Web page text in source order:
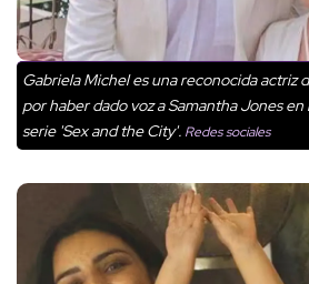
Gabriela Michel es una reconocida actriz
por haber dado voz a Samantha Jones
serie 'Sex and the City'. Redes sociales